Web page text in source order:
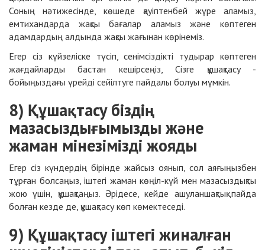
Соның нәтижесінде, көшеде қауіптенбей жүре аламыз,
емтихандарда жақсы бағалар аламыз және көптеген
адамдардың алдында жақсы жағынан көрінеміз.
Егер сіз күйзеліске түсіп, сенімсіздікті тудырар көптеген
жағдайларды бастан кешірсеңіз,Сізге құшақтасу -
бойыңыздағы үрейді сейілтуге пайдалы болуы мүмкін.
8) Құшақтасу біздің
мазасыздығымызды және
жаман мінезімізді жояды
Егер сіз күндердің бірінде жайсыз оянып, сол аяғыңызбен
тұрған болсаңыз, іштегі жаман көңіл-күй мен мазасыздықты
жою үшін, құшақтаңыз. Әрідесе, кейде ашуланшақтық пайда
болған кезде де, құшақтасу көп көмектеседі.
9) Құшақтасу іштегі жиналған